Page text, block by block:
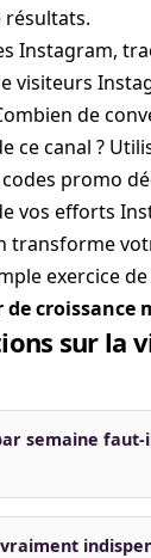
résultats.
Instagram,
visiteurs
de
ce canal ?
promo
vos efforts
transforme
exercice
de croissance
sur la
semaine